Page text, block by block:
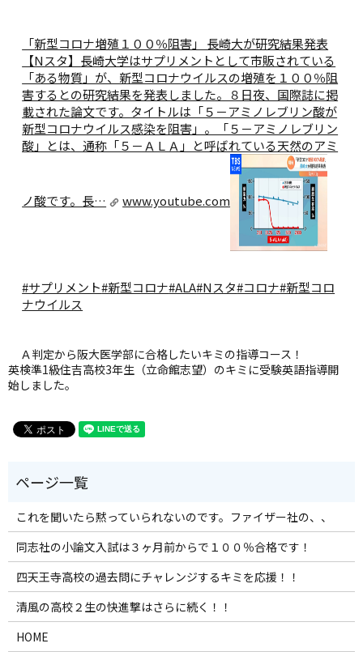
「新型コロナ増殖１００％阻害」 長崎大が研究結果発表
【Nスタ】 長崎大学はサプリメントとして市販されている
「ある物質」が、新型コロナウイルスの増殖を１００％阻
害するとの研究結果を発表しました。８日夜、国際誌に掲
載された論文です。タイトルは「５－アミノレブリン酸が
新型コロナウイルス感染を阻害」。「５－アミノレブリン
酸」とは、通称「５－ＡＬＡ」と呼ばれている天然のアミ
ノ酸です。長… www.youtube.com
#サプリメント#新型コロナ#ALA#Nスタ#コロナ#新型コロ
ナウイルス
Ａ判定から阪大医学部に合格したいキミの指導コース！
英検準1級住吉高校3年生（立命館志望）のキミに受験英語指導開
始しました。
これを聞いたら黙っていられないのです。ファイザー社の、、
同志社の小論文入試は３ヶ月前からで１００％合格です！
四天王寺高校の過去問にチャレンジするキミを応援！！
清風の高校２生の快進撃はさらに続く！！
HOME